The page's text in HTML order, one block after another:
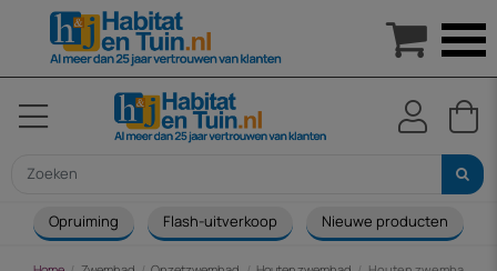
Opruiming Flash-uitverkoop Nieuwe producten
